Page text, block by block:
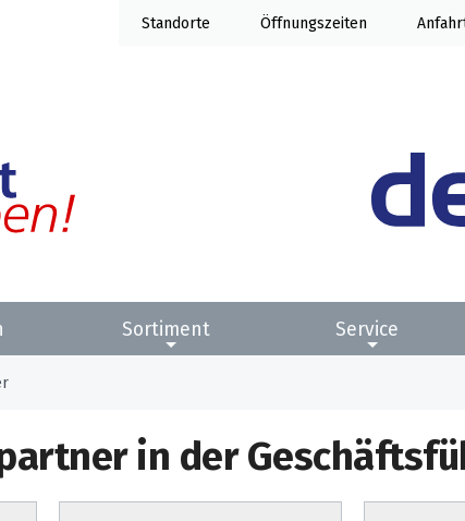
Standorte Öffnung
Sortiment Service
in der